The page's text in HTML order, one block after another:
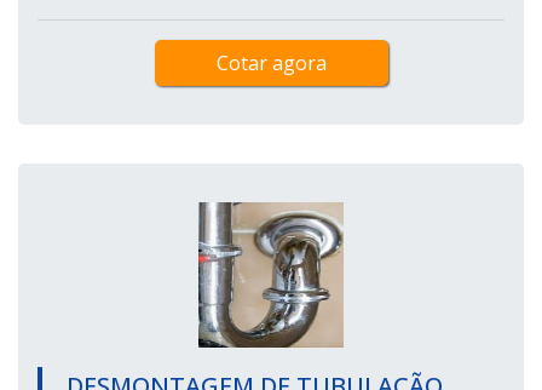
Cotar agora